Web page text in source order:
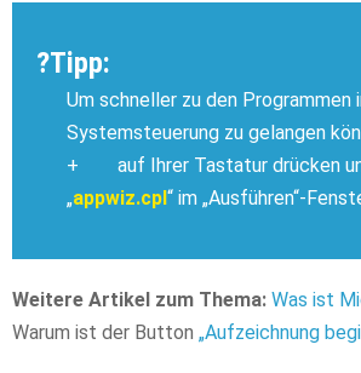
?Tipp:
Um schneller zu den Programmen
Systemsteuerung zu gelangen
+
auf Ihrer Tastatur drücken
„appwiz.cpl“ im „Ausführen“-
Weitere Artikel zum Thema: Was ist
Warum ist der Button „Aufzeichnung